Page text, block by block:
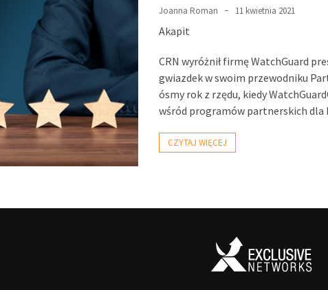
Joanna Roman 11 kwietnia 2021
Akapit
CRN wyróżnił firmę WatchGuard
gwiazdek w swoim przewodniku
ósmy rok z rzędu, kiedy
wśród programów partnerskich dla
CZYTAJ WIĘCEJ